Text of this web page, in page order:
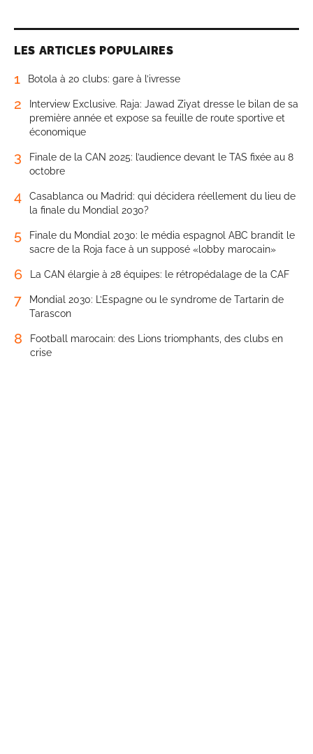
LES ARTICLES POPULAIRES
1 Botola à 20 clubs: gare à l’ivresse
2
Interview Exclusive. Raja: Jawad Ziyat dresse le bilan de sa
première année et expose sa feuille de route sportive et
économique
3
Finale de la CAN 2025: l’audience devant le TAS fixée au 8
octobre
4
Casablanca ou Madrid: qui décidera réellement du lieu de
la finale du Mondial 2030?
5
Finale du Mondial 2030: le média espagnol ABC brandit le
sacre de la Roja face à un supposé «lobby marocain»
6 La CAN élargie à 28 équipes: le rétropédalage de la CAF
7
Mondial 2030: L’Espagne ou le syndrome de Tartarin de
Tarascon
8
Football marocain: des Lions triomphants, des clubs en
crise